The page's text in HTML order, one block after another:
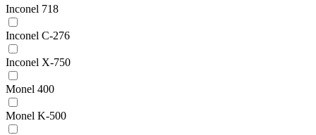
Inconel 718
Inconel C-276
Inconel X-750
Monel 400
Monel K-500